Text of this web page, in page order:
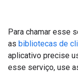
Para chamar esse
as bibliotecas de
aplicativo precise
esse serviço, use